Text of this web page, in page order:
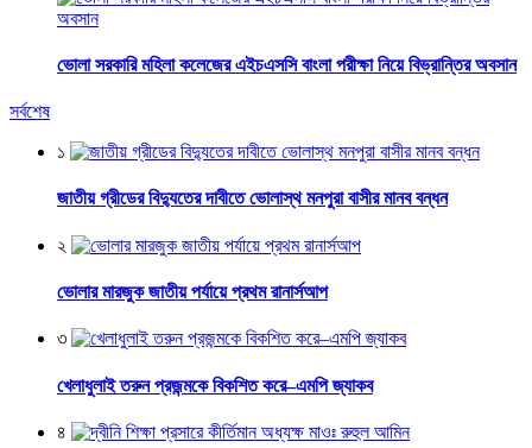
ভোলা সরকারি মহিলা কলেজের এইচএসসি বাংলা পরীক্ষা নিয়ে বিভ্রান্তির অবসান
সর্বশেষ
১
জাতীয় গ্রীডের বিদ্যুতের দাবীতে ভোলাস্থ মনপুরা বাসীর মানব বন্ধন
২
ভোলার মারজুক জাতীয় পর্যায়ে প্রথম রানার্সআপ
৩
খেলাধুলাই তরুন প্রজন্মকে বিকশিত করে–এমপি জ্যাকব
৪